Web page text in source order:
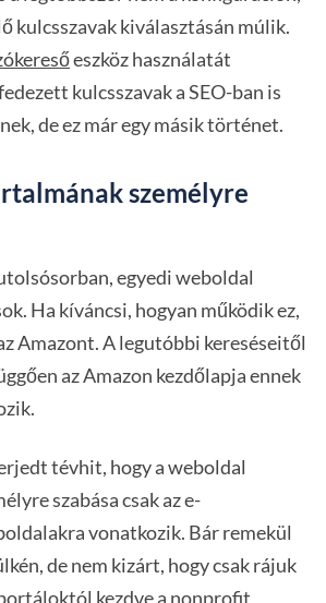
kulcsszavak kiválasztásán múlik.
eszköz használatát
kulcsszavak a SEO-ban is
de ez már egy másik történet.
személyre
egyedi weboldal
Ha kíváncsi, hogyan működik ez,
Amazont. A legutóbbi kereséseitől
az Amazon kezdőlapja ennek
tévhit, hogy a weboldal
szabása csak az e-
vonatkozik. Bár remekül
de nem kizárt, hogy csak rájuk
kezdve a nonprofit